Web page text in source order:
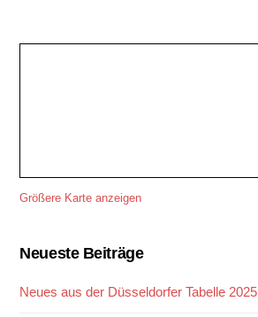
Größere Karte anzeigen
Neueste Beiträge
Neues aus der Düsseldorfer Tabelle 2025